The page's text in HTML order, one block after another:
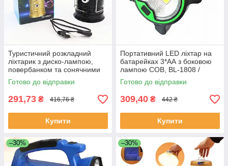
Туристичний розкладний
ліхтарик з диско-лампою,
повербанком та сонячними
панелями SX-6808T, Чорний
/ Ручним ліхтарик
Готово до відправки
291,73 ₴ 416,76 ₴
Купити
Портативний LED ліхтар на
батарейках 3*АА з боковою
лампою COB, BL-1808 /
Туристичний ліхтар-
прожектор
Готово до відправки
309,40 ₴ 442 ₴
Купити
–30% –30%